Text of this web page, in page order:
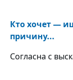
Кто хочет —
причину...
Согласна с